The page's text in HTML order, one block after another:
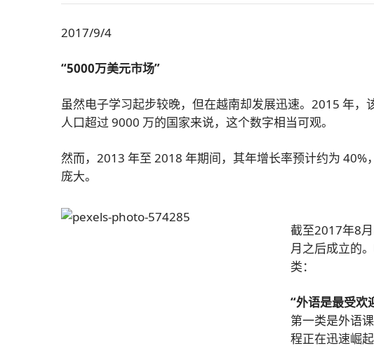
2017/9/4
“5000万美元市场”
虽然电子学习起步较晚，但在越南却发展迅速。2015 年
人口超过 9000 万的国家来说，这个数字相当可观。
然而，2013 年至 2018 年期间，其年增长率预计约为
庞大。
截至2017年8
月之后成立的
类：
“外语是最受欢
第一类是外语
程正在迅速崛